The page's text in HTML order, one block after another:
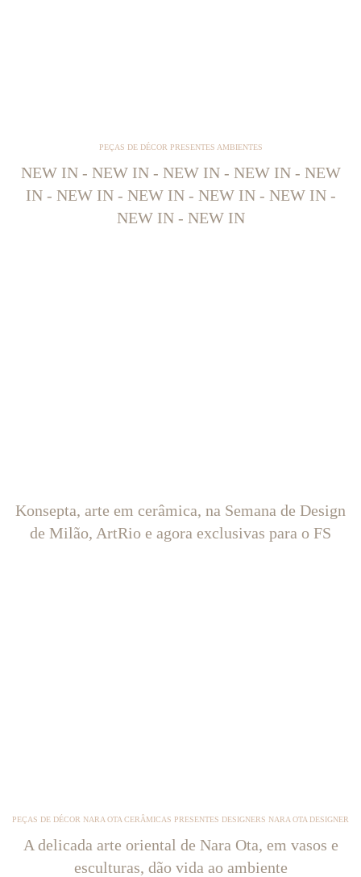
PEÇAS DE DÉCOR PRESENTES AMBIENTES
NEW IN - NEW IN - NEW IN - NEW IN - NEW
IN - NEW IN - NEW IN - NEW IN - NEW IN -
NEW IN - NEW IN
Konsepta, arte em cerâmica, na Semana de Design
de Milão, ArtRio e agora exclusivas para o FS
PEÇAS DE DÉCOR NARA OTA CERÂMICAS PRESENTES DESIGNERS NARA OTA DESIGNER
A delicada arte oriental de Nara Ota, em vasos e
esculturas, dão vida ao ambiente